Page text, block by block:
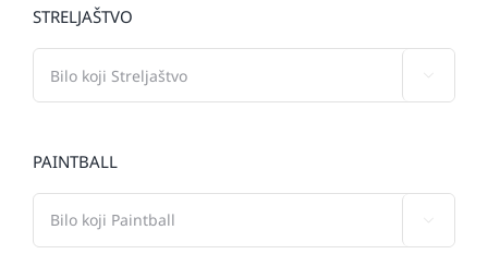
STRELJAŠTVO
PAINTBALL